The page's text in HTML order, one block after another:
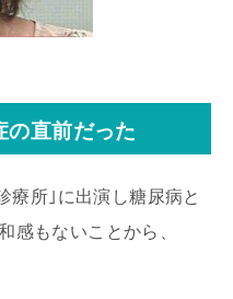
の直前だった
療所｣に出演し糖尿病と
感もないことから、